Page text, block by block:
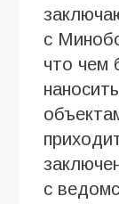
с
что чем
с